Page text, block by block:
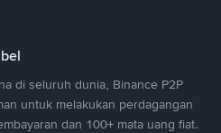
di seluruh dunia, Binance P2P
untuk melakukan perdagangan
dan 100+ mata uang fiat.